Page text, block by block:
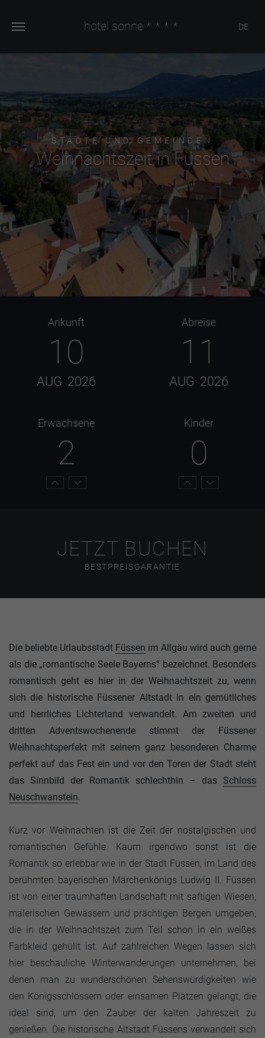
hotel sonne **** DE
STÄDTE UND GEMEINDEN
Weihnachtszeit in Füssen
Ankunft
10
AUG 2026
Abreise
11
AUG 2026
Erwachsene
2
Kinder
0
JETZT BUCHEN
BESTPREISGARANTIE
Die beliebte Urlaubsstadt Füssen im Allgäu wird auch gerne
als die „romantische Seele Bayerns“ bezeichnet. Besonders
romantisch geht es hier in der Weihnachtszeit zu, wenn
sich die historische Füssener Altstadt in ein gemütliches
und herrliches Lichterland verwandelt. Am zweiten und
dritten Adventswochenende stimmt der Füssener
Weihnachtsperfekt mit seinem ganz besonderen Charme
perfekt auf das Fest ein und vor den Toren der Stadt steht
das Sinnbild der Romantik schlechthin – das Schloss
Neuschwanstein.
Kurz vor Weihnachten ist die Zeit der nostalgischen und
romantischen Gefühle. Kaum irgendwo sonst ist die
Romantik so erlebbar wie in der Stadt Füssen, im Land des
berühmten bayerischen Märchenkönigs Ludwig II. Füssen
ist von einer traumhaften Landschaft mit saftigen Wiesen,
malerischen Gewässern und prächtigen Bergen umgeben,
die in der Weihnachtszeit zum Teil schon in ein weißes
Farbkleid gehüllt ist. Auf zahlreichen Wegen lassen sich
hier beschauliche Winterwanderungen unternehmen, bei
denen man zu wunderschönen Sehenswürdigkeiten wie
den Königsschlössern oder einsamen Plätzen gelangt, die
ideal sind, um den Zauber der kalten Jahreszeit zu
genießen. Die historische Altstadt Füssens verwandelt sich